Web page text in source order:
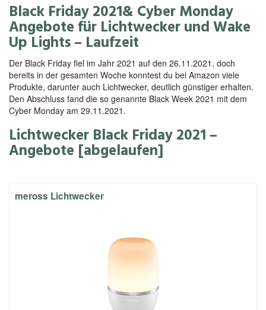
Black Friday 2021& Cyber Monday
Angebote für Lichtwecker und Wake
Up Lights – Laufzeit
Der Black Friday fiel im Jahr 2021 auf den 26.11.2021, doch
bereits in der gesamten Woche konntest du bei Amazon viele
Produkte, darunter auch Lichtwecker, deutlich günstiger erhalten.
Den Abschluss fand die so genannte Black Week 2021 mit dem
Cyber Monday am 29.11.2021.
Lichtwecker Black Friday 2021 –
Angebote [abgelaufen]
meross Lichtwecker